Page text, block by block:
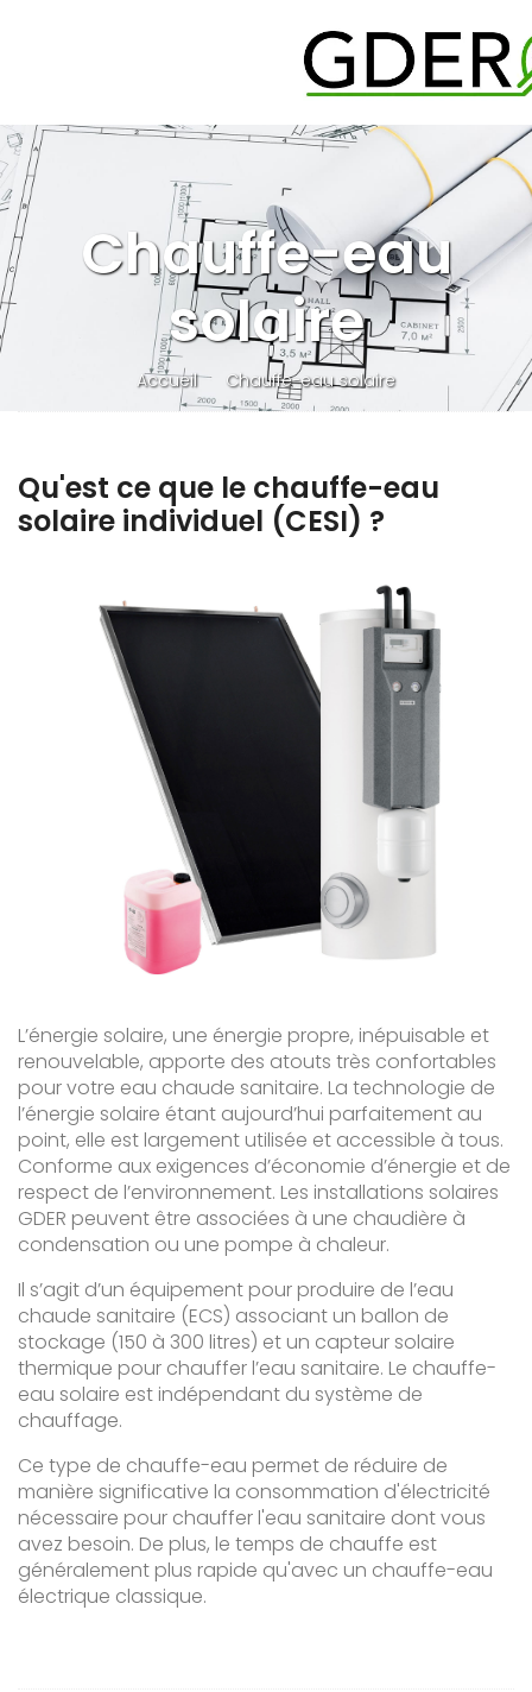
Chauffe-eau
solaire
Accueil Chauffe-eau solaire
Qu'est ce que le chauffe-eau
solaire individuel (CESI) ?
L’énergie solaire, une énergie propre, inépuisable et
renouvelable, apporte des atouts très confortables
pour votre eau chaude sanitaire. La technologie de
l’énergie solaire étant aujourd’hui parfaitement au
point, elle est largement utilisée et accessible à tous.
Conforme aux exigences d’économie d’énergie et de
respect de l’environnement. Les installations solaires
GDER peuvent être associées à une chaudière à
condensation ou une pompe à chaleur.
Il s’agit d’un équipement pour produire de l’eau
chaude sanitaire (ECS) associant un ballon de
stockage (150 à 300 litres) et un capteur solaire
thermique pour chauffer l’eau sanitaire. Le chauffe-
eau solaire est indépendant du système de
chauffage.
Ce type de chauffe-eau permet de réduire de
manière significative la consommation d'électricité
nécessaire pour chauffer l'eau sanitaire dont vous
avez besoin. De plus, le temps de chauffe est
généralement plus rapide qu'avec un chauffe-eau
électrique classique.